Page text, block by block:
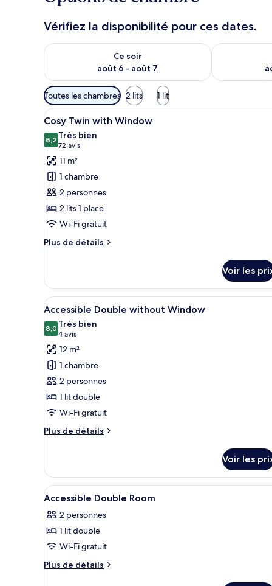
Vérifiez la disponibilité pour ces dates.
Ce soir
août 6 - août 7
Vérifier la disponibilité pour ce soir août 6 - août 7
Vérifier la
Filtres
disponibles
pour
les
chambres
Toutes les chambres 2 lits 1 lit
Afficher
toutes
les
photos
pour
ce
type
de
chambre :
Cosy
Window
Une chambre d’hôtel avec
8
Cosy Twin with Window
8,28,2 sur 10
Très bien
72 avis
(72 avis)
11 m²
1 chambre
2 personnes
2 lits 1 place
Wi-Fi gratuit
Plus de détails
Plus
le
type
de
chambre
Cosy
Twin
with
Window
Voir les
Afficher
toutes
les
photos
pour
ce
type
de
chambre :
Accessible
Window
Une chambre d’hôtel
7
Accessible Double without Window
8,08,0 sur 10
Très bien
4 avis
(4 avis)
12 m²
1 chambre
2 personnes
1 lit double
Wi-Fi gratuit
Plus de détails
Plus
le
type
de
Accessible
Double
Window
Voir les
Afficher
toutes
les
photos
pour
ce
Coffres-forts dans les
11
Accessible Double Room
2 personnes
1 lit double
Wi-Fi gratuit
Plus de détails
Plus